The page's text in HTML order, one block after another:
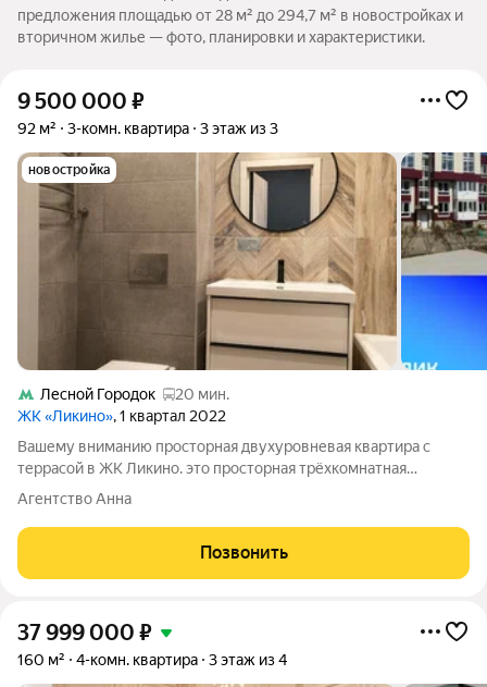
предложения площадью от 28 м² до 294,7 м² в новостройках и
вторичном жилье — фото, планировки и характеристики.
9 500 000 ₽
92 м² 3-комн. квартира 3 этаж из 3
новостройка
Лесной Городок
20 мин.
ЖК «Ликино», 1 квартал 2022
Вашему вниманию просторная двухуровневая квартира с
террасой в ЖК Ликино. это просторная трёхкомнатная
квартира с кухней-гостиной. квартира имеет выход на террасу,
жилой площади и 50м2 террасы.
Агентство Анна
Позвонить
37 999 000 ₽
160 м² 4-комн. квартира 3 этаж из 4